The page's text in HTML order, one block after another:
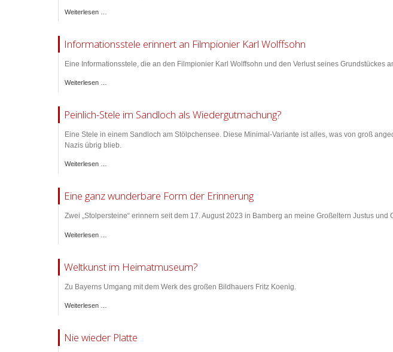
Weiterlesen …
Informationsstele erinnert an Filmpionier Karl Wolffsohn
Eine Informationsstele, die an den Filmpionier Karl Wolffsohn und den Verlust seines
Weiterlesen …
Peinlich-Stele im Sandloch als Wiedergutmachung?
Eine Stele in einem Sandloch am Stölpchensee. Diese Minimal-Variante ist alles, was von groß
Nazis übrig blieb.
Weiterlesen …
Eine ganz wunderbare Form der Erinnerung
Zwei „Stolpersteine“ erinnern seit dem 17. August 2023 in Bamberg an meine Großeltern Justus und
Weiterlesen …
Weltkunst im Heimatmuseum?
Zu Bayerns Umgang mit dem Werk des großen Bildhauers Fritz Koenig.
Weiterlesen …
Nie wieder Platte